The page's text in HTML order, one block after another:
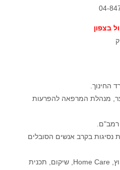
בצפון
החינוך.
לצר, מנהלת המרפאה להפרעות
רמב"ם.
נסיגות בקרב אנשים הסובלים
פנימייה, אשפוז יום, טיפול חוץ, Home Care, שיקום, תכנית